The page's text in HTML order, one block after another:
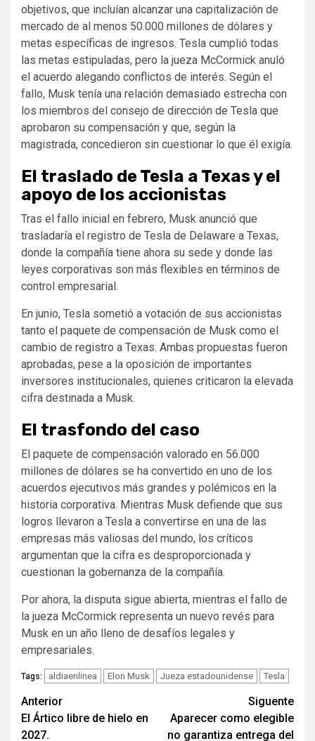
objetivos, que incluían alcanzar una capitalización de
mercado de al menos 50.000 millones de dólares y
metas específicas de ingresos. Tesla cumplió todas
las metas estipuladas, pero la jueza McCormick anuló
el acuerdo alegando conflictos de interés. Según el
fallo, Musk tenía una relación demasiado estrecha con
los miembros del consejo de dirección de Tesla que
aprobaron su compensación y que, según la
magistrada, concedieron sin cuestionar lo que él exigía.
El traslado de Tesla a Texas y el
apoyo de los accionistas
Tras el fallo inicial en febrero, Musk anunció que
trasladaría el registro de Tesla de Delaware a Texas,
donde la compañía tiene ahora su sede y donde las
leyes corporativas son más flexibles en términos de
control empresarial.
En junio, Tesla sometió a votación de sus accionistas
tanto el paquete de compensación de Musk como el
cambio de registro a Texas. Ambas propuestas fueron
aprobadas, pese a la oposición de importantes
inversores institucionales, quienes criticaron la elevada
cifra destinada a Musk.
El trasfondo del caso
El paquete de compensación valorado en 56.000
millones de dólares se ha convertido en uno de los
acuerdos ejecutivos más grandes y polémicos en la
historia corporativa. Mientras Musk defiende que sus
logros llevaron a Tesla a convertirse en una de las
empresas más valiosas del mundo, los críticos
argumentan que la cifra es desproporcionada y
cuestionan la gobernanza de la compañía.
Por ahora, la disputa sigue abierta, mientras el fallo de
la jueza McCormick representa un nuevo revés para
Musk en un año lleno de desafíos legales y
empresariales.
Tags: aldiaenlinea Elon Musk Jueza estadounidense Tesla
Navegación
de
Anterior
El Ártico libre de hielo en
2027.
Siguente
Aparecer como elegible
no garantiza entrega del